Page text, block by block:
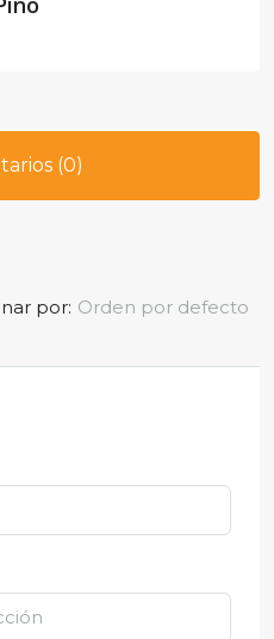
(0)
por: Orden por defecto